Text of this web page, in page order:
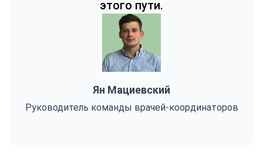
этого пути.
Ян Мациевский
Руководитель команды врачей-координаторов